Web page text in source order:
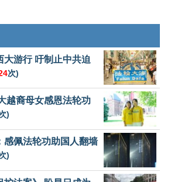
大游行 吁制止中共迫
次)
越裔母女感恩法轮功
)
感佩法轮功助国人翻墙
)